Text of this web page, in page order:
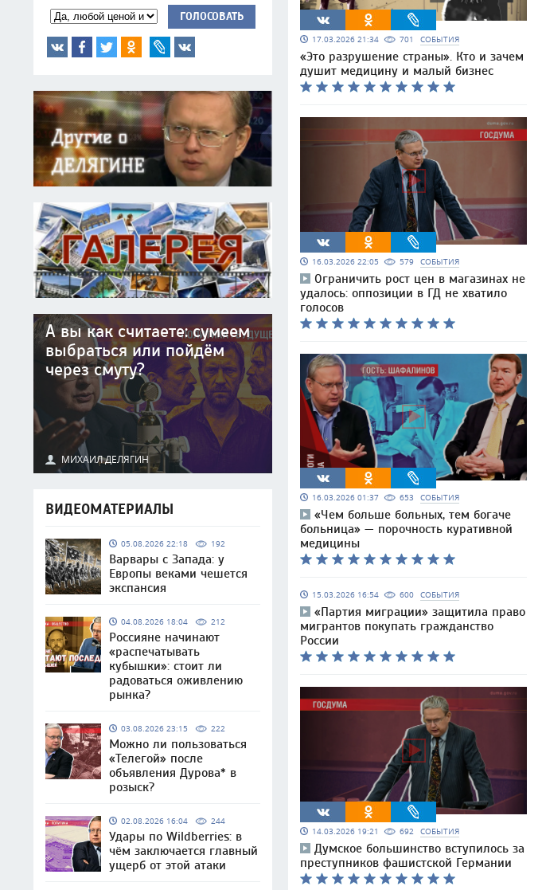
ГОЛОСОВАТЬ
А вы как считаете: сумеем
выбраться или пойдём
через смуту?
МИХАИЛ ДЕЛЯГИН
ВИДЕОМАТЕРИАЛЫ
05.08.2026 22:18 192
Варвары с Запада: у
Европы веками чешется
экспансия
04.08.2026 18:04 212
Россияне начинают
«распечатывать
кубышки»: стоит ли
радоваться оживлению
рынка?
03.08.2026 23:15 222
Можно ли пользоваться
«Телегой» после
объявления Дурова* в
розыск?
02.08.2026 16:04 244
Удары по Wildberries: в
чём заключается главный
ущерб от этой атаки
17.03.2026 21:34 701 СОБЫТИЯ
«Это разрушение страны». Кто и зачем
душит медицину и малый бизнес
16.03.2026 22:05 579 СОБЫТИЯ
Ограничить рост цен в магазинах не
удалось: оппозиции в ГД не хватило
голосов
16.03.2026 01:37 653 СОБЫТИЯ
«Чем больше больных, тем богаче
больница» — порочность куративной
медицины
15.03.2026 16:54 600 СОБЫТИЯ
«Партия миграции» защитила право
мигрантов покупать гражданство
России
14.03.2026 19:21 692 СОБЫТИЯ
Думское большинство вступилось за
преступников фашистской Германии